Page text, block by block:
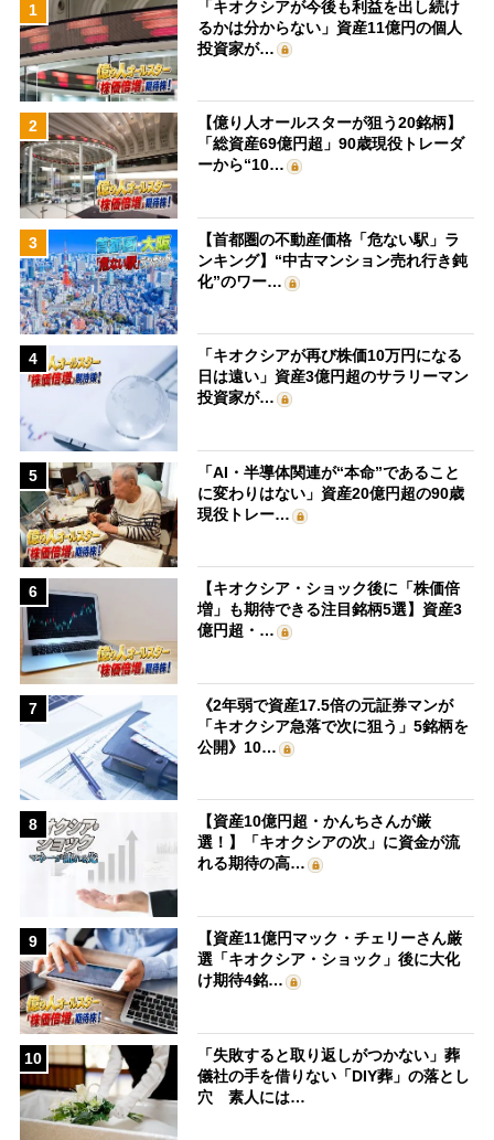
1
「キオクシアが今後も利益を出し続け
るかは分からない」資産11億円の個人
投資家が…
2
【億り人オールスターが狙う20銘柄】
「総資産69億円超」90歳現役トレーダ
ーから“10…
3
【首都圏の不動産価格「危ない駅」ラ
ンキング】“中古マンション売れ行き鈍
化”のワー…
4
「キオクシアが再び株価10万円になる
日は遠い」資産3億円超のサラリーマン
投資家が…
5
「AI・半導体関連が“本命”であること
に変わりはない」資産20億円超の90歳
現役トレー…
6
【キオクシア・ショック後に「株価倍
増」も期待できる注目銘柄5選】資産3
億円超・…
7
《2年弱で資産17.5倍の元証券マンが
「キオクシア急落で次に狙う」5銘柄を
公開》10…
8
【資産10億円超・かんちさんが厳
選！】「キオクシアの次」に資金が流
れる期待の高…
9
【資産11億円マック・チェリーさん厳
選「キオクシア・ショック」後に大化
け期待4銘…
10
「失敗すると取り返しがつかない」葬
儀社の手を借りない「DIY葬」の落とし
穴 素人には…